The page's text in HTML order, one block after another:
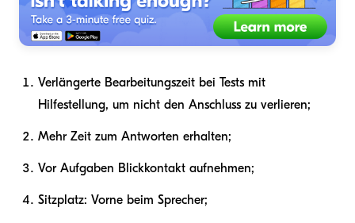
Verlängerte Bearbeitungszeit bei Tests mit
Hilfestellung, um nicht den Anschluss zu verlieren;
Mehr Zeit zum Antworten erhalten;
Vor Aufgaben Blickkontakt aufnehmen;
Sitzplatz: Vorne beim Sprecher;